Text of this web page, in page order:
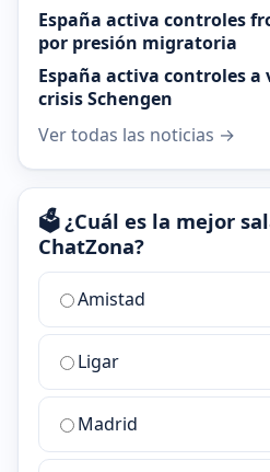
España activa controles
por presión migratoria
España activa controles
crisis Schengen
Ver todas las noticias →
🗳️ ¿Cuál es la mejor
ChatZona?
¿Cuál
la
mejor
sala
chat
Amistad
Ligar
Madrid